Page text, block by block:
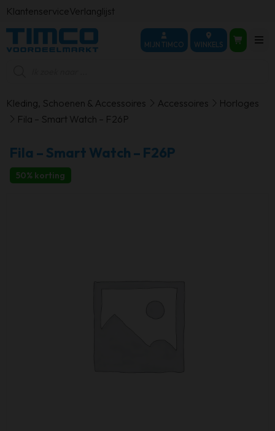
KlantenserviceVerlanglijst
MIJN TIMCO WINKELS
Kleding, Schoenen & Accessoires Accessoires
Horloges
Fila – Smart Watch – F26P
Fila – Smart Watch – F26P
50% korting